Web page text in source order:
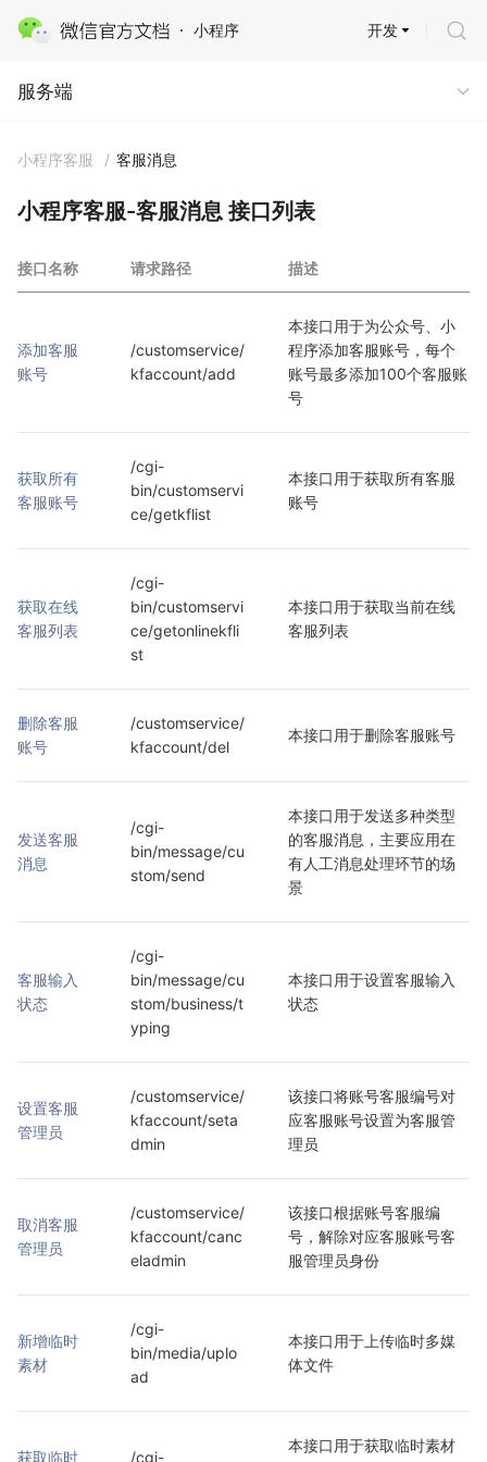
小程序
服务端
开发
服务端
小程序客服 / 客服消息
小程序客服-客服消息 接口列表
接口名称 请求路径 描述
添加客服
账号
/customservice/
kfaccount/add
本接口用于为公众号、小
程序添加客服账号，每个
账号最多添加100个客服账
号
获取所有
客服账号
/cgi-
bin/customservi
ce/getkflist
本接口用于获取所有客服
账号
获取在线
客服列表
/cgi-
bin/customservi
ce/getonlinekfli
st
本接口用于获取当前在线
客服列表
删除客服
账号
/customservice/
kfaccount/del
本接口用于删除客服账号
发送客服
消息
/cgi-
bin/message/cu
stom/send
本接口用于发送多种类型
的客服消息，主要应用在
有人工消息处理环节的场
景
客服输入
状态
/cgi-
bin/message/cu
stom/business/t
yping
本接口用于设置客服输入
状态
设置客服
管理员
/customservice/
kfaccount/seta
dmin
该接口将账号客服编号对
应客服账号设置为客服管
理员
取消客服
管理员
/customservice/
kfaccount/canc
eladmin
该接口根据账号客服编
号，解除对应客服账号客
服管理员身份
新增临时
素材
/cgi-
bin/media/uplo
ad
本接口用于上传临时多媒
体文件
获取临时 /cgi-
本接口用于获取临时素材